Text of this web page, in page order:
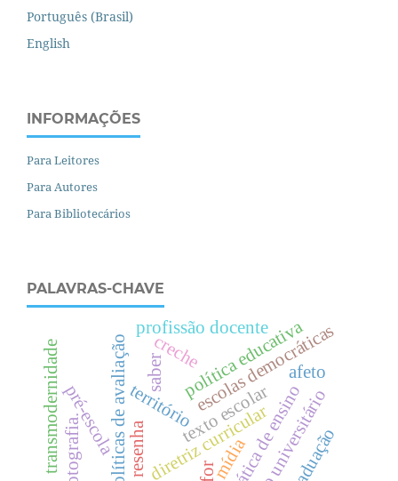
Português (Brasil)
English
INFORMAÇÕES
Para Leitores
Para Autores
Para Bibliotecários
PALAVRAS-CHAVE
resenha
território
diretriz curricular
prática de ensino
texto escolar
políticas de avaliação saber política educativa
mídia
escolas democráticas
pré-escola
creche
profissão docente
fotografia.
transmodernidade afeto